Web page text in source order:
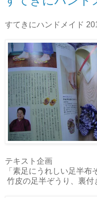
すてきにハンドメイド
テキスト企画
「素足にうれしい足半布
竹皮の足半ぞうり、裏付